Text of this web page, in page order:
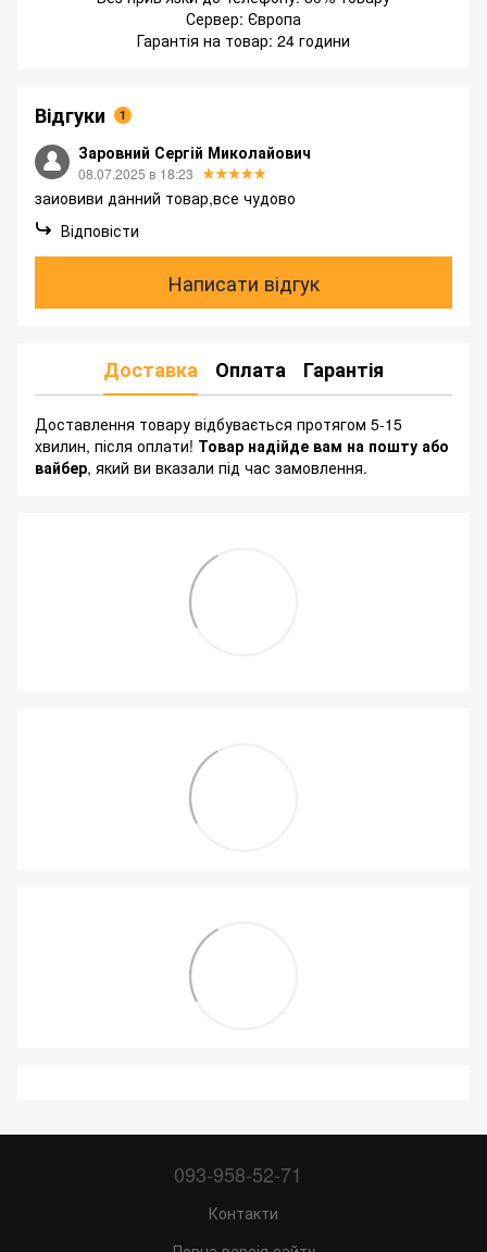
Сервер: Європа
Гарантія на товар: 24 години
Відгуки 1
Заровний Сергій Миколайович
08.07.2025 в 18:23
заиовиви данний товар,все чудово
Відповісти
Написати відгук
Доставка Оплата Гарантія
Доставлення товару відбувається протягом 5-15
хвилин, після оплати! Товар надійде вам на пошту або
вайбер, який ви вказали під час замовлення.
093-958-52-71
Контакти